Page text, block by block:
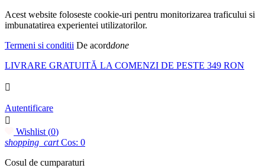
Acest website foloseste cookie-uri pentru monitorizarea traficului si
imbunatatirea experientei utilizatorilor.
Termeni si conditii De acorddone
LIVRARE GRATUITĂ LA COMENZI DE PESTE 349 RON

Autentificare

Wishlist (0)
shopping_cart Cos: 0
Cosul de cumparaturi